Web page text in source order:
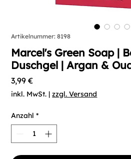
Artikelnummer: 8198
Marcel's Green Soap |
Duschgel | Argan &
3,99 €Preis
inkl. MwSt. |zzgl. Versand
Anzahl *